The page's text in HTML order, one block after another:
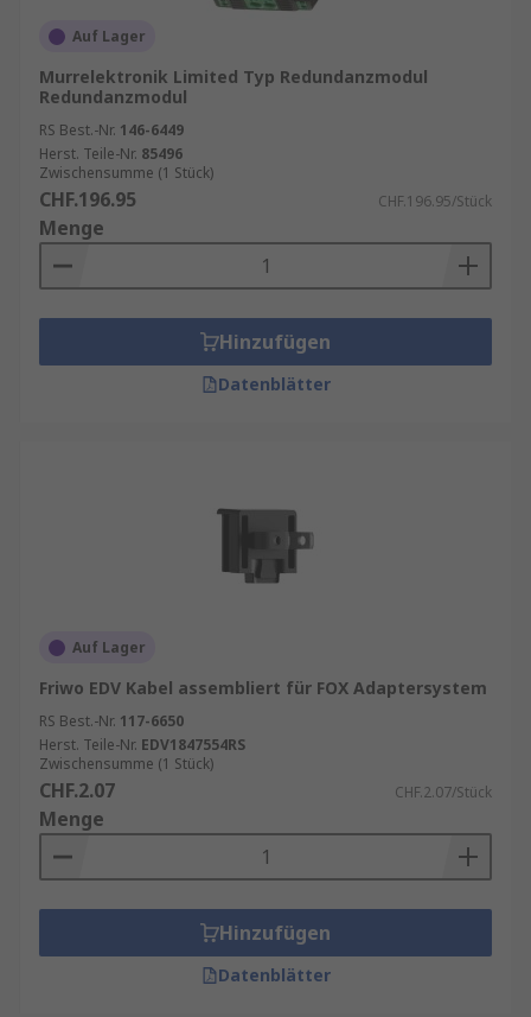
Auf Lager
Murrelektronik Limited Typ Redundanzmodul
Redundanzmodul
RS Best.-Nr. 146-6449
Herst. Teile-Nr. 85496
Zwischensumme (1 Stück)
CHF.196.95 CHF.196.95/Stück
Menge
Hinzufügen
Datenblätter
Auf Lager
Friwo EDV Kabel assembliert für FOX Adaptersystem
RS Best.-Nr. 117-6650
Herst. Teile-Nr. EDV1847554RS
Zwischensumme (1 Stück)
CHF.2.07 CHF.2.07/Stück
Menge
Hinzufügen
Datenblätter